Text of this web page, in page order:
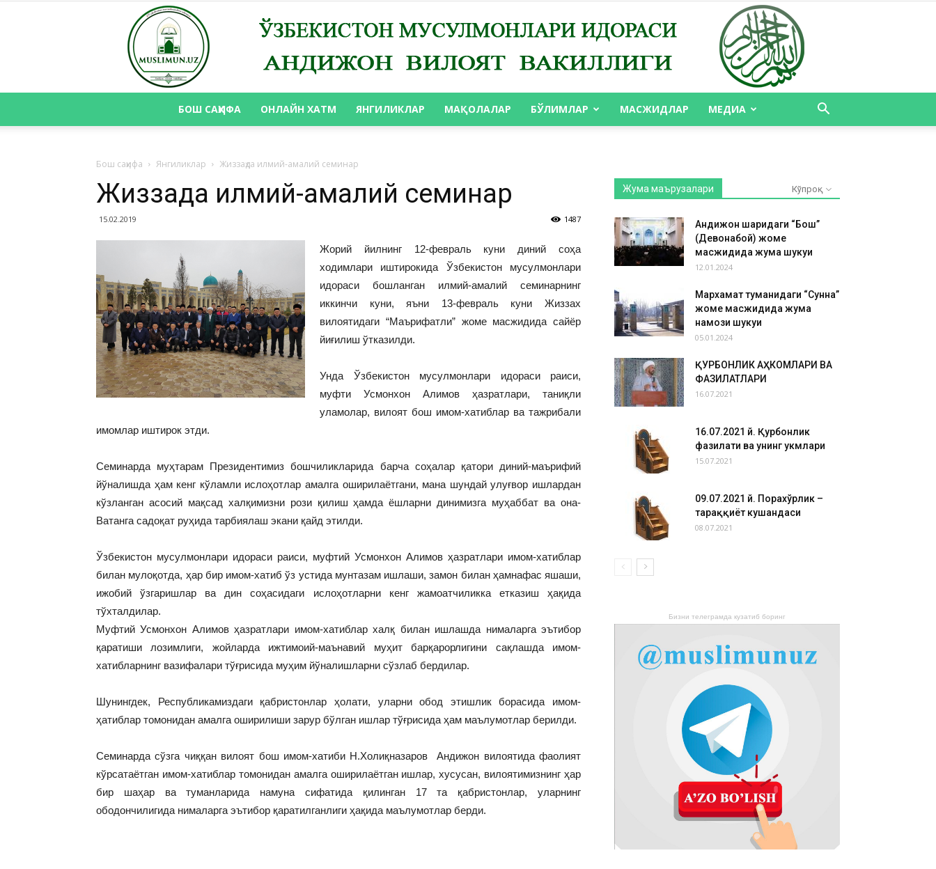
ВАКИЛЛИГИ
БОШ САҲИФА ОНЛАЙН ХАТМ ЯНГИЛИКЛАР МАҚОЛАЛАР БЎЛИМЛАР МАСЖИДЛАР МЕДИА
Бош саҳифа Янгиликлар Жиззаҳда илмий-амалий семинар
Жиззаҳда илмий-амалий семинар
15.02.2019 1487
Жорий йилнинг 12-февраль куни диний соҳа
ходимлари иштирокида Ўзбекистон мусулмонлари
идораси бошланган илмий-амалий семинарнинг
иккинчи куни, яъни 13-февраль куни Жиззах
вилоятидаги “Маърифатли” жоме масжидида сайёр
йиғилиш ўтказилди.
Унда Ўзбекистон мусулмонлари идораси раиси,
муфти Усмонхон Алимов ҳазратлари, таниқли
уламолар, вилоят бош имом-хатиблар ва тажрибали
имомлар иштирок этди.
Семинарда муҳтарам Президентимиз бошчиликларида барча соҳалар қатори диний-маърифий
йўналишда ҳам кенг кўламли ислоҳотлар амалга оширилаётгани, мана шундай улуғвор ишлардан
кўзланган асосий мақсад халқимизни рози қилиш ҳамда ёшларни динимизга муҳаббат ва она-
Ватанга садоқат руҳида тарбиялаш экани қайд этилди.
Ўзбекистон мусулмонлари идораси раиси, муфтий Усмонхон Алимов ҳазратлари имом-хатиблар
билан мулоқотда, ҳар бир имом-хатиб ўз устида мунтазам ишлаши, замон билан ҳамнафас яшаши,
ижобий ўзгаришлар ва дин соҳасидаги ислоҳотларни кенг жамоатчиликка етказиш ҳақида
тўхталдилар.
Муфтий Усмонхон Алимов ҳазратлари имом-хатиблар халқ билан ишлашда нималарга эътибор
қаратиши лозимлиги, жойларда ижтимоий-маънавий муҳит барқарорлигини сақлашда имом-
хатибларнинг вазифалари тўғрисида муҳим йўналишларни сўзлаб бердилар.
Шунингдек, Республикамиздаги қабристонлар ҳолати, уларни обод этишлик борасида имом-
ҳатиблар томонидан амалга оширилиши зарур бўлган ишлар тўғрисида ҳам маълумотлар берилди.
Семинарда сўзга чиққан вилоят бош имом-хатиби Н.Холиқназаров Андижон вилоятида фаолият
кўрсатаётган имом-хатиблар томонидан амалга оширилаётган ишлар, хусусан, вилоятимизнинг ҳар
бир шаҳар ва туманларида намуна сифатида қилинган 17 та қабристонлар, уларнинг
ободончилигида нималарга эътибор қаратилганлиги ҳақида маълумотлар берди.
Жума маърузалари Кўпроқ
Андижон шаҳридаги “Бош”
(Девонабой) жоме
масжидида жума шукуҳи
12.01.2024
Мархамат туманидаги “Сунна”
жоме масжидида жума
намози шукуҳи
05.01.2024
ҚУРБОНЛИК АҲКОМЛАРИ ВА
ФАЗИЛАТЛАРИ
16.07.2021
16.07.2021 й. Қурбонлик
фазилати ва унинг ҳукмлари
15.07.2021
09.07.2021 й. Порахўрлик –
тараққиёт кушандаси
08.07.2021
Бизни телеграмда кузатиб боринг